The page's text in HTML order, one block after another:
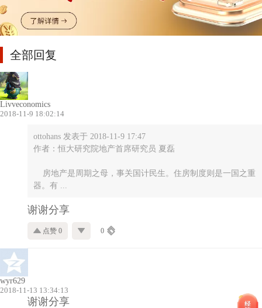
全部回复
Livveconomics
2018-11-9 18:02:14
ottohans 发表于 2018-11-9 17:47
作者：恒大研究院地产首席研究员 夏磊
房地产是周期之母，事关国计民生。住房制度则是一国之重
器。有 ...
谢谢分享
点赞 0 0
wyr629
2018-11-13 13:34:13
谢谢分享